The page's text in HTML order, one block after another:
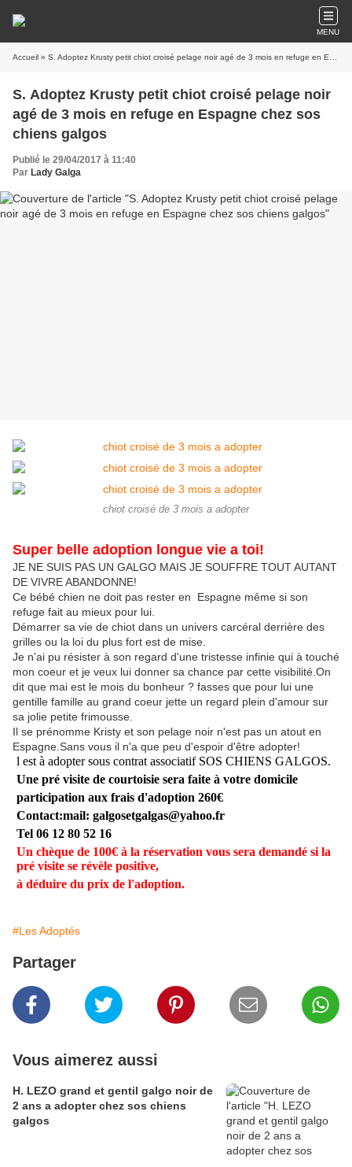
MENU
Accueil » S. Adoptez Krusty petit chiot croisé pelage noir agé de 3 mois en refuge en Espagne chez sos chiens galgos
S. Adoptez Krusty petit chiot croisé pelage noir
agé de 3 mois en refuge en Espagne chez sos
chiens galgos
Publié le 29/04/2017 à 11:40
Par Lady Galga
chiot croisé de 3 mois a adopter
Super belle adoption longue vie a toi!
JE NE SUIS PAS UN GALGO MAIS JE SOUFFRE TOUT AUTANT
DE VIVRE ABANDONNE!
Ce bébé chien ne doit pas rester en Espagne même si son
refuge fait au mieux pour lui.
Démarrer sa vie de chiot dans un univers carcéral derrière des
grilles ou la loi du plus fort est de mise.
Je n'ai pu résister à son regard d'une tristesse infinie qui à touché
mon coeur et je veux lui donner sa chance par cette visibilité.On
dit que mai est le mois du bonheur ? fasses que pour lui une
gentille famille au grand coeur jette un regard plein d'amour sur
sa jolie petite frimousse.
Il se prénomme Kristy et son pelage noir n'est pas un atout en
Espagne.Sans vous il n'a que peu d'espoir d'être adopter!
l est à adopter sous contrat associatif SOS CHIENS GALGOS.
Une pré visite de courtoisie sera faite à votre domicile
participation aux frais d'adoption 260€
Contact:mail: galgosetgalgas@yahoo.fr
Tel 06 12 80 52 16
Un chèque de 100€ à la réservation vous sera demandé si la
pré visite se révèle positive,
à déduire du prix de l'adoption.
#Les Adoptés
Partager
Vous aimerez aussi
H. LEZO grand et gentil galgo noir de
2 ans a adopter chez sos chiens
galgos